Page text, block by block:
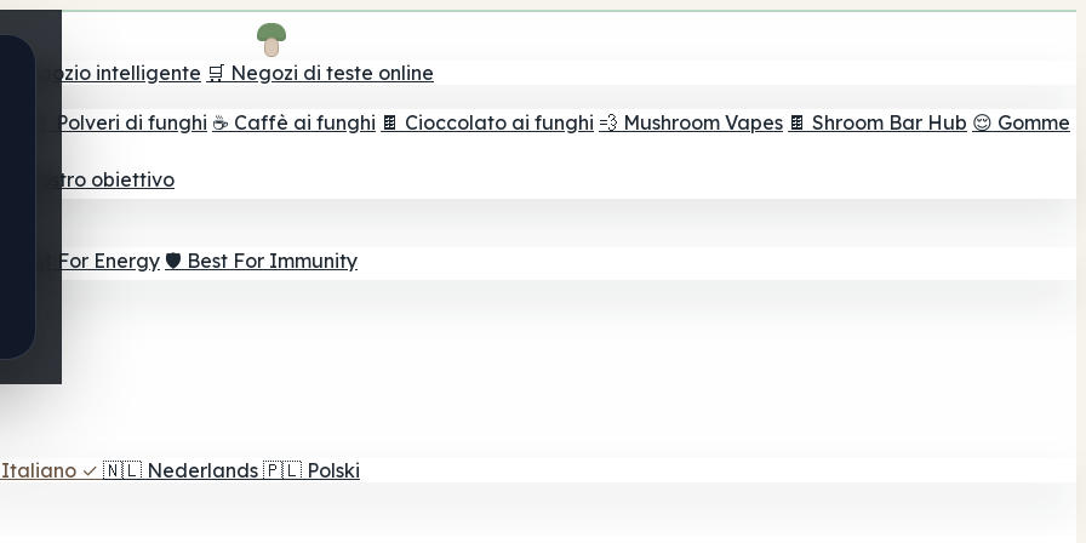
il negozio intelligente 🛒 Negozi di teste online
🫙 Polveri di funghi ☕ Caffè ai funghi 🍫 Cioccolato ai funghi 💨 Mushroom Vapes 🍫 Shroom Bar Hub 😌 Gomme
il vostro obiettivo
⚡ Best For Energy 🛡️ Best For Immunity
Italiano ✓ 🇳🇱 Nederlands 🇵🇱 Polski